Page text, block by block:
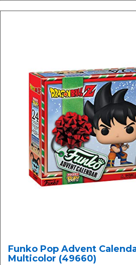
Funko Pop Advent
Multicolor (49660)